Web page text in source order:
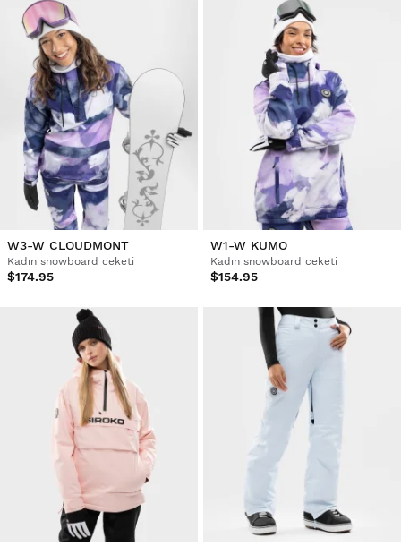
W3-W CLOUDMONT
Kadın snowboard ceketi
$174.95
W1-W KUMO
Kadın snowboard ceketi
$154.95